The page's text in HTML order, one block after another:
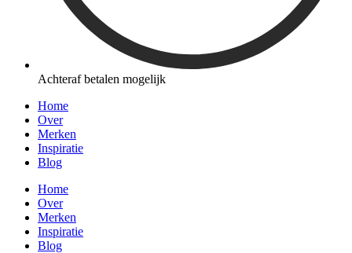
Achteraf betalen mogelijk
Home
Over
Merken
Inspiratie
Blog
Home
Over
Merken
Inspiratie
Blog